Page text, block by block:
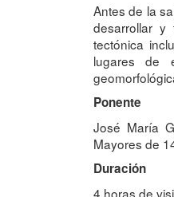
Antes de la
desarrollar y
tectónica
lugares de
Ponente
José María
Mayores de
Duración
4 horas de